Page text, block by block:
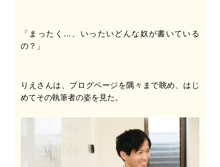
「まったく…、いったいどんな奴が書いている
の？」
りえさんは、ブログページを隅々まで眺め、はじ
めてその執筆者の姿を見た。